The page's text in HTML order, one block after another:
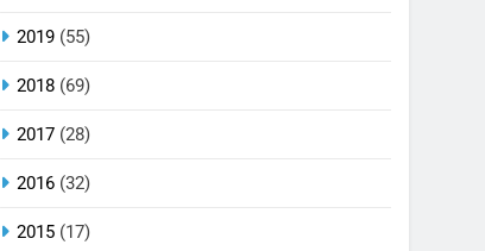
2019 (55)
2018 (69)
2017 (28)
2016 (32)
2015 (17)